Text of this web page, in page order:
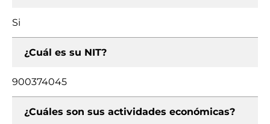
Si
¿Cuál es su NIT?
900374045
¿Cuáles son sus actividades económicas?